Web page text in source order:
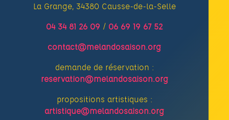
La Grange, 34380 Causse-de-la-Selle
04 34 81 26 09 / 06 69 19 67 52
contact@melandosaison.org
demande de réservation :
reservation@melandosaison.org
propositions artistiques :
artistique@melandosaison.org